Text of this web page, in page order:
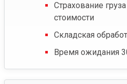
Страхование
стоимости
Складская
Время ожидания